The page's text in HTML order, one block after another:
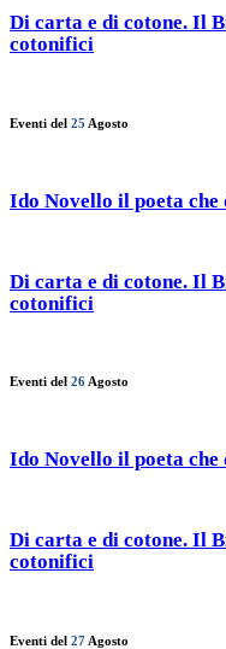
Di carta e di cotone. Il
cotonifici
Eventi del 25 Agosto
Ido Novello il poeta che
Di carta e di cotone. Il
cotonifici
Eventi del 26 Agosto
Ido Novello il poeta che
Di carta e di cotone. Il
cotonifici
Eventi del 27 Agosto